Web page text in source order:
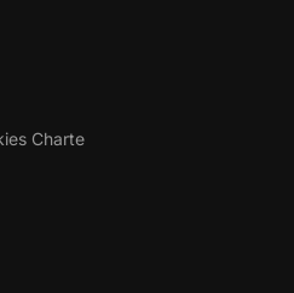
Charte